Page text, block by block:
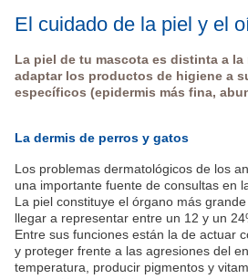
El cuidado de la piel y el
La piel de tu mascota es distinta a
adaptar los productos de higiene a
específicos (epidermis más fina,
La dermis de perros y gatos
Los problemas dermatológicos de los
una importante fuente de consultas en
La piel constituye el órgano más
llegar a representar entre un 12 y un
Entre sus funciones están la de actuar
y proteger frente a las agresiones del
temperatura, producir pigmentos y